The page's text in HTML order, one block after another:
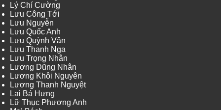
Lý Chí Cường
Lưu Công Tới
Lưu Nguyễn
Lưu Quốc Anh
Lưu Quỳnh Vân
Lưu Thanh Nga
Lưu Trọng Nhân
Lương Dũng Nhân
Lương Khôi Nguyên
Lương Thanh Nguyệt
Lại Bá Hưng
Lữ Thục Phương Anh